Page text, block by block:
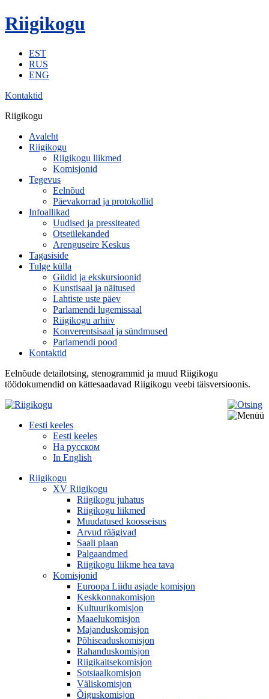
Riigikogu
EST
RUS
ENG
Kontaktid
Riigikogu
Avaleht
Riigikogu
Riigikogu liikmed
Komisjonid
Tegevus
Eelnõud
Päevakorrad ja protokollid
Infoallikad
Uudised ja pressiteated
Otseülekanded
Arenguseire Keskus
Tagasiside
Tulge külla
Giidid ja ekskursioonid
Kunstisaal ja näitused
Lahtiste uste päev
Parlamendi lugemissaal
Riigikogu arhiiv
Konverentsisaal ja sündmused
Parlamendi pood
Kontaktid
Eelnõude detailotsing, stenogrammid ja muud Riigikogu
töödokumendid on kättesaadavad Riigikogu veebi täisversioonis.
Eesti keeles
Eesti keeles
На русском
In English
Riigikogu
XV Riigikogu
Riigikogu juhatus
Riigikogu liikmed
Muudatused koosseisus
Arvud räägivad
Saali plaan
Palgaandmed
Riigikogu liikme hea tava
Komisjonid
Euroopa Liidu asjade komisjon
Keskkonnakomisjon
Kultuurikomisjon
Maaelukomisjon
Majanduskomisjon
Põhiseaduskomisjon
Rahanduskomisjon
Riigikaitsekomisjon
Sotsiaalkomisjon
Väliskomisjon
Õiguskomisjon